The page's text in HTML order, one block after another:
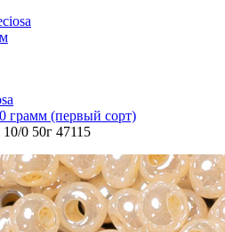
грамм (первый сорт)
0 50г 47115